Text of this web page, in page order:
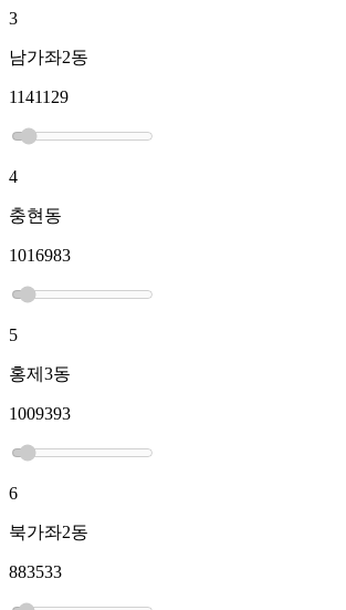
3
남가좌2동
1141129
4
충현동
1016983
5
홍제3동
1009393
6
북가좌2동
883533